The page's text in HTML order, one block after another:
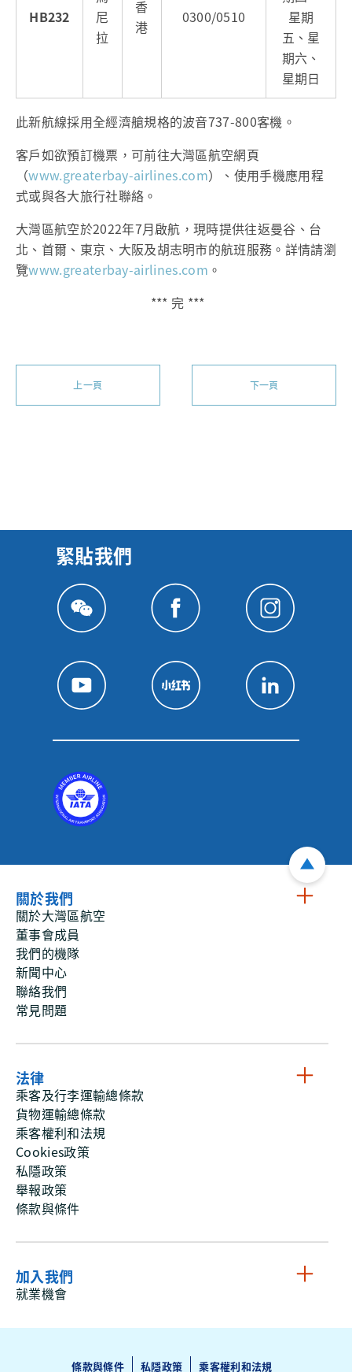
HB232
尼
拉
香
港
0300/0510
星期
五、星
期六、
星期日
此新航線採用全經濟艙規格的波音737-800客機。
客戶如欲預訂機票，可前往大灣區航空網頁
（www.greaterbay-airlines.com）、使用手機應用程
式或與各大旅行社聯絡。
大灣區航空於2022年7月啟航，現時提供往返曼谷、台
北、首爾、東京、大阪及胡志明市的航班服務。詳情請瀏
覽www.greaterbay-airlines.com 。
*** 完 ***
上一頁 下一頁
緊貼我們
關於我們
關於大灣區航空
董事會成員
我們的機隊
新聞中心
聯絡我們
常見問題
法律
乘客及行李運輸總條款
貨物運輸總條款
乘客權利和法規
Cookies政策
私隱政策
舉報政策
條款與條件
加入我們
就業機會
條款與條件 私隱政策 乘客權利和法規